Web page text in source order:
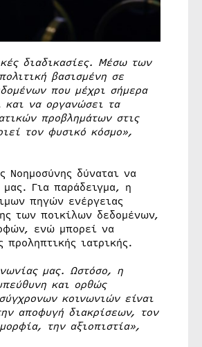
διαδικασίες. Μέσω των
βασισμένη σε
που μέχρι σήμερα
και να οργανώσει τα
προβλημάτων στις
τον φυσικό κόσμο»,
Νοημοσύνης δύναται να
μας. Για παράδειγμα, η
πηγών ενέργειας
των ποικίλων δεδομένων,
ενώ μπορεί να
προληπτικής ιατρικής.
μας. Ωστόσο, η
και ορθώς
κοινωνιών είναι
αποφυγή διακρίσεων, τον
την αξιοπιστία»,